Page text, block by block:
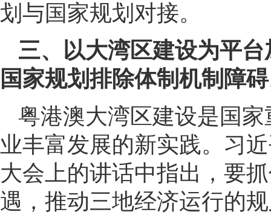
划与国家规划对接。
三、以大湾区建设为平
国家规划排除体制机制障
粤港澳大湾区建设是国
业丰富发展的新实践。习
大会上的讲话中指出，要
遇，推动三地经济运行的